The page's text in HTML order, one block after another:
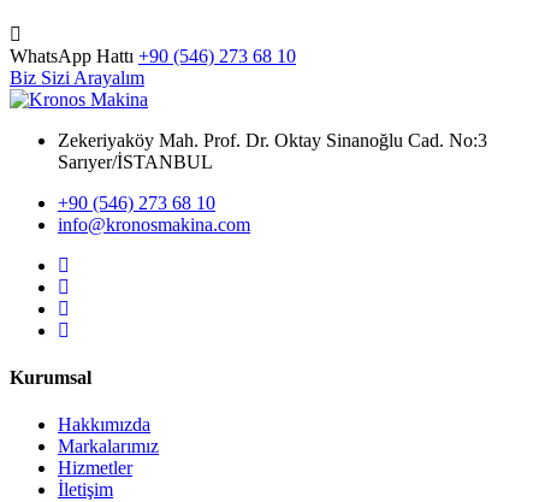
WhatsApp Hattı +90 (546) 273 68 10
Biz Sizi Arayalım
Zekeriyaköy Mah. Prof. Dr. Oktay Sinanoğlu Cad. No:3
Sarıyer/İSTANBUL
+90 (546) 273 68 10
info@kronosmakina.com
Kurumsal
Hakkımızda
Markalarımız
Hizmetler
İletişim